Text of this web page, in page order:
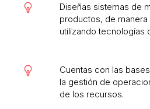
Diseñas sistemas de
productos, de manera
utilizando tecnologías
Cuentas con las
la gestión de
de los recursos.